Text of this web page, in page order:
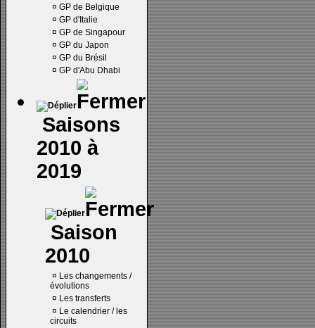
¤ GP de Belgique
¤ GP d'Italie
¤ GP de Singapour
¤ GP du Japon
¤ GP du Brésil
¤ GP d'Abu Dhabi
Saisons
2010 à
2019
Saison
2010
¤ Les changements /
évolutions
¤ Les transferts
¤ Le calendrier / les
circuits